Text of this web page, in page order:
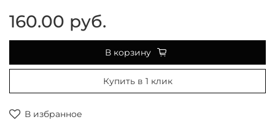
В избранное
160.00 руб.
В корзину
Купить в 1 клик